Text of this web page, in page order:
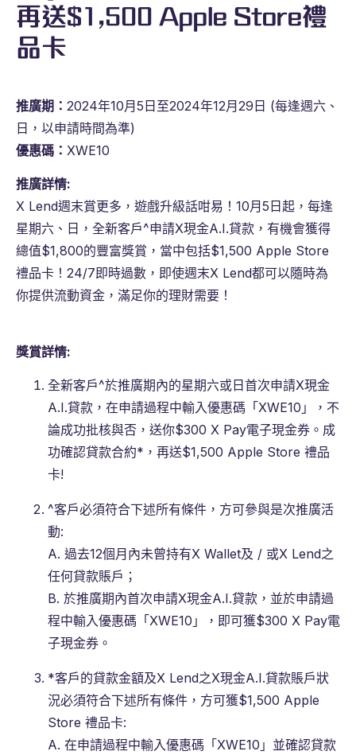
再送$1,500 Apple Store禮
品卡
推廣期： 2024年10月5日至2024年12月29日 (每逢週六、
日，以申請時間為準)
優惠碼： XWE10
推廣詳情:
X Lend週末賞更多，遊戲升級話咁易！10月5日起，每逢
星期六、日，全新客戶^申請X現金A.I.貸款，有機會獲得
總值$1,800的豐富獎賞，當中包括$1,500 Apple Store
禮品卡！24/7即時過數，即使週末X Lend都可以隨時為
你提供流動資金，滿足你的理財需要！
獎賞詳情:
全新客戶^於推廣期內的星期六或日首次申請X現金
A.I.貸款，在申請過程中輸入優惠碼「XWE10」，不
論成功批核與否，送你$300 X Pay電子現金券。成
功確認貸款合約*，再送$1,500 Apple Store 禮品
卡!
^客戶必須符合下述所有條件，方可參與是次推廣活
動:
A. 過去12個月內未曾持有X Wallet及 / 或X Lend之
任何貸款賬戶；
B. 於推廣期內首次申請X現金A.I.貸款，並於申請過
程中輸入優惠碼「XWE10」，即可獲$300 X Pay電
子現金券。
*客戶的貸款金額及X Lend之X現金A.I.貸款賬戶狀
況必須符合下述所有條件，方可獲$1,500 Apple
Store 禮品卡:
A. 在申請過程中輸入優惠碼「XWE10」並確認貸款